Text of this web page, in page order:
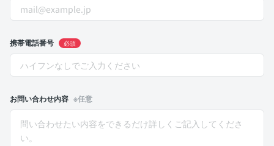
携帯電話番号 必須
お問い合わせ内容 ※任意